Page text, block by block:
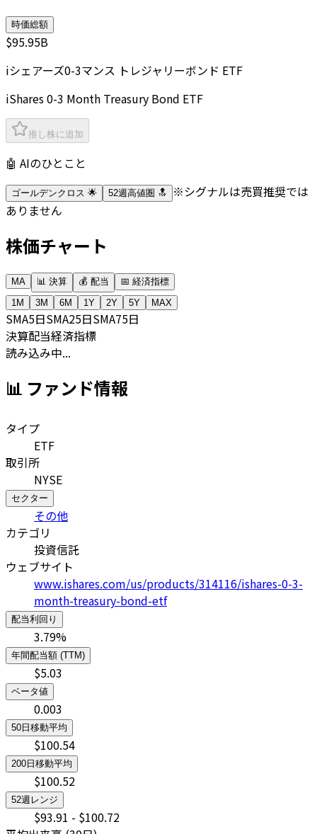
時価総額
$95.95B
iシェアーズ0-3マンス トレジャリーボンド ETF
iShares 0-3 Month Treasury Bond ETF
推し株に追加
🤖 AIのひとこと
ゴールデンクロス 🌟 52週高値圏 🔝
※シグナルは売買推奨では
ありません
株価チャート
MA 📊 決算 💰 配当
📅 経済指標
1M
3M 6M 1Y 2Y 5Y MAX
SMA5日SMA25日SMA75日
決算配当経済指標
読み込み中...
📊 ファンド情報
タイプ
ETF
取引所
NYSE
セクター
その他
カテゴリ
投資信託
ウェブサイト
www.ishares.com/us/products/314116/ishares-0-3-
month-treasury-bond-etf
配当利回り
3.79%
年間配当額 (TTM)
$5.03
ベータ値
0.003
50日移動平均
$100.54
200日移動平均
$100.52
52週レンジ
$93.91 - $100.72